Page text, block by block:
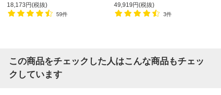
18,173円(税抜)
59件
付き 抗菌塗装 インダストリア
ル【クリア:販売終了】
49,919円(税抜)
3件
この商品をチェックした人はこんな商品もチェッ
クしています